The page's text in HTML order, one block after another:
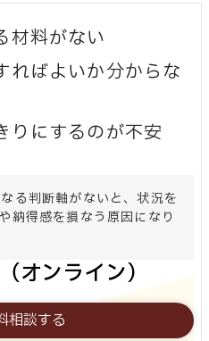
材料がない
ればよいか分からな
りにするのが不安
る判断軸がないと、状況を
納得感を損なう原因になり
オンライン）
相談する